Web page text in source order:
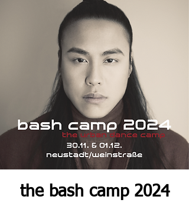
the bash camp 2024